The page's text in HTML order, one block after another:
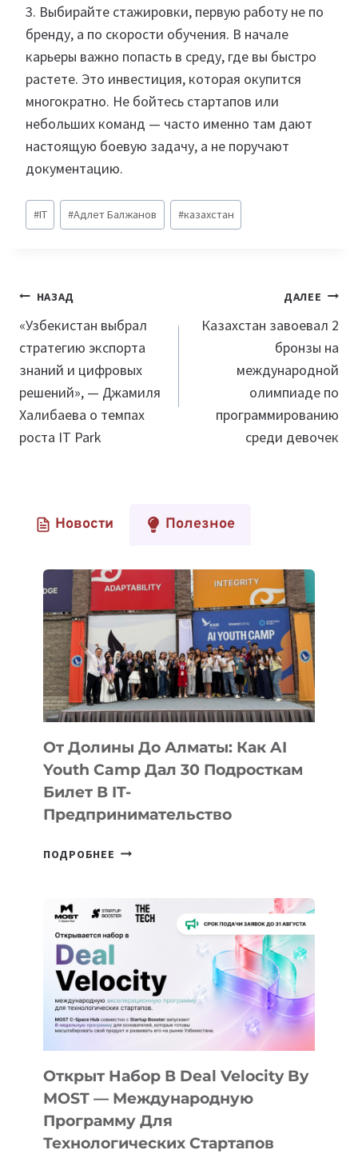
3. Выбирайте стажировки, первую работу не по
бренду, а по скорости обучения. В начале
карьеры важно попасть в среду, где вы быстро
растете. Это инвестиция, которая окупится
многократно. Не бойтесь стартапов или
небольших команд — часто именно там дают
настоящую боевую задачу, а не поручают
документацию.
Метки
записи:
#IT #Адлет Балжанов #казахстан
Навигация
по
записям
НАЗАД
«Узбекистан выбрал
стратегию экспорта
знаний и цифровых
решений», — Джамиля
Халибаева о темпах
роста IT Park
ДАЛЕЕ
Казахстан завоевал 2
бронзы на
международной
олимпиаде по
программированию
среди девочек
Новости Полезное
От Долины До Алматы: Как AI
Youth Camp Дал 30 Подросткам
Билет В IT-
Предпринимательство
ПОДРОБНЕЕ ОТ
АЛМАТЫ:
КАК
AI
YOUTH
CAMP
ДАЛ
30
ПОДРОСТКАМ
БИЛЕТ
В
ПРЕДПРИНИМАТЕЛЬСТВО
Открыт Набор В Deal Velocity By
MOST — Международную
Программу Для
Технологических Стартапов